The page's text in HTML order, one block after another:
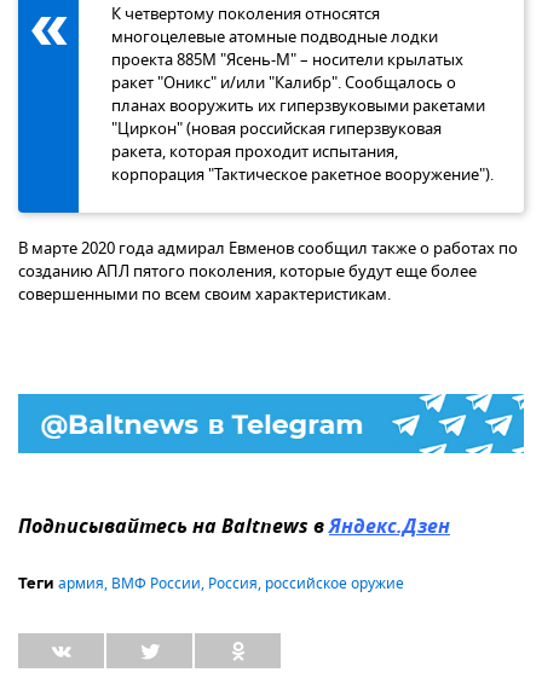
К четвертому поколения относятся
многоцелевые атомные подводные лодки
проекта 885М "Ясень-М" – носители крылатых
ракет "Оникс" и/или "Калибр". Сообщалось о
планах вооружить их гиперзвуковыми ракетами
"Циркон" (новая российская гиперзвуковая
ракета, которая проходит испытания,
корпорация "Тактическое ракетное вооружение").
В марте 2020 года адмирал Евменов сообщил также о работах по
созданию АПЛ пятого поколения, которые будут еще более
совершенными по всем своим характеристикам.
Подписывайтесь на Baltnews вЯндекс.Дзен
Теги армия, ВМФ России, Россия, российское оружие